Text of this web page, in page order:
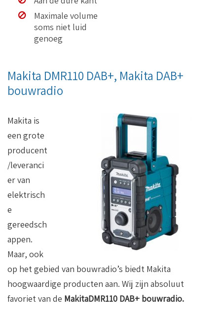
Maximale volume
soms niet luid
genoeg
Makita DMR110 DAB+, Makita DAB+
bouwradio
Makita is
een grote
producent
/leveranci
er van
elektrisch
e
gereedsch
appen.
Maar, ook
op het gebied van bouwradio’s biedt Makita
hoogwaardige producten aan. Wij zijn absoluut
favoriet van de MakitaDMR110 DAB+ bouwradio.